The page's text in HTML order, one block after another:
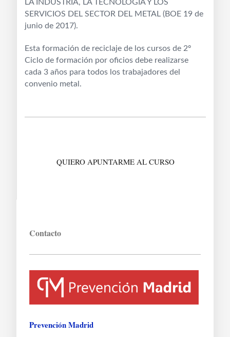
LA INDUSTRIA, LA TECNOLOGÍA Y LOS
SERVICIOS DEL SECTOR DEL METAL (BOE 19 de
junio de 2017).
Esta formación de reciclaje de los cursos de 2º
Ciclo de formación por oficios debe realizarse
cada 3 años para todos los trabajadores del
convenio metal.
QUIERO APUNTARME AL CURSO
Contacto
Prevención Madrid